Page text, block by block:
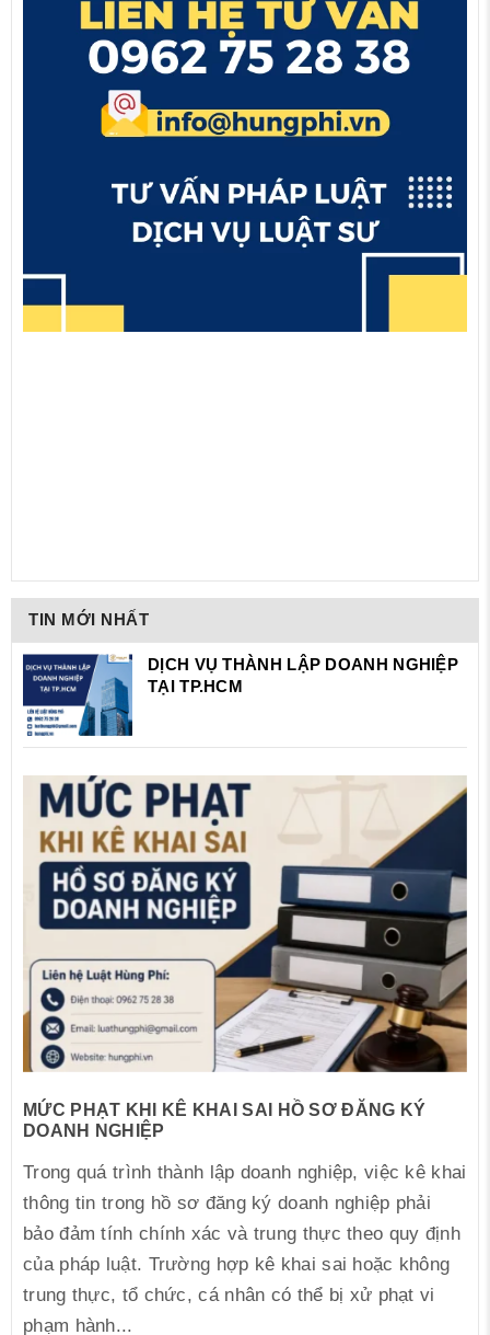
TIN MỚI NHẤT
DỊCH VỤ THÀNH LẬP DOANH NGHIỆP
TẠI TP.HCM
MỨC PHẠT KHI KÊ KHAI SAI HỒ SƠ ĐĂNG KÝ
DOANH NGHIỆP
Trong quá trình thành lập doanh nghiệp, việc kê khai
thông tin trong hồ sơ đăng ký doanh nghiệp phải
bảo đảm tính chính xác và trung thực theo quy định
của pháp luật. Trường hợp kê khai sai hoặc không
trung thực, tổ chức, cá nhân có thể bị xử phạt vi
phạm hành...